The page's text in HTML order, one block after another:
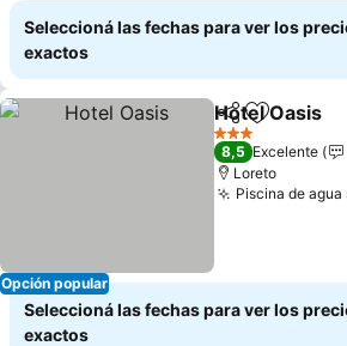
Seleccioná las fechas para ver los
exactos
Opción popular
Compartir
Añadir a
Hotel Oasis
3 Estrellas
8,5 Excelente
Loreto
Piscina de
Seleccioná las fechas para ver los
exactos